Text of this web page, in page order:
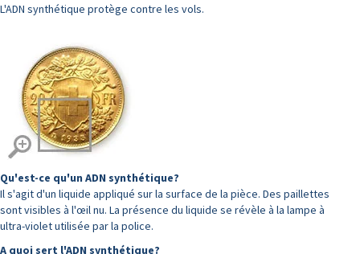
L'ADN synthétique protège contre les vols.
Qu'est-ce qu'un ADN synthétique?
Il s'agit d'un liquide appliqué sur la surface de la pièce. Des paillettes
sont visibles à l'œil nu. La présence du liquide se révèle à la lampe à
ultra-violet utilisée par la police.
A quoi sert l'ADN synthétique?